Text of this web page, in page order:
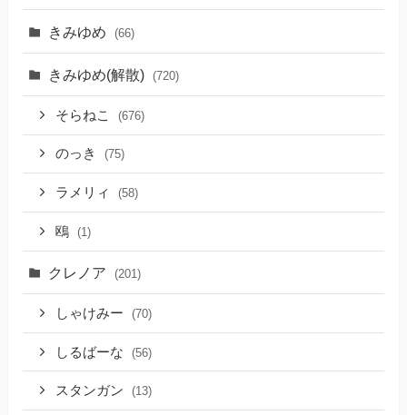
きみゆめ (66)
きみゆめ(解散) (720)
そらねこ (676)
のっき (75)
ラメリィ (58)
鴎 (1)
クレノア (201)
しゃけみー (70)
しるばーな (56)
スタンガン (13)